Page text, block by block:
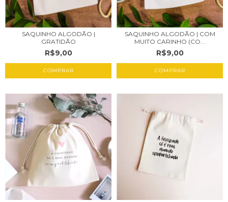
SAQUINHO ALGODÃO |
GRATIDÃO
R$9,00
COMPRAR
SAQUINHO ALGODÃO | COM
MUITO CARINHO (CO...
R$9,00
COMPRAR